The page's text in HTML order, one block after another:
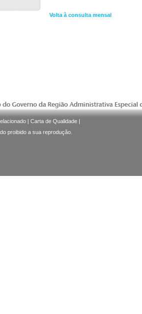
Volta à consulta mensal
| Carta de Qualidade |
proibido a sua reprodução.